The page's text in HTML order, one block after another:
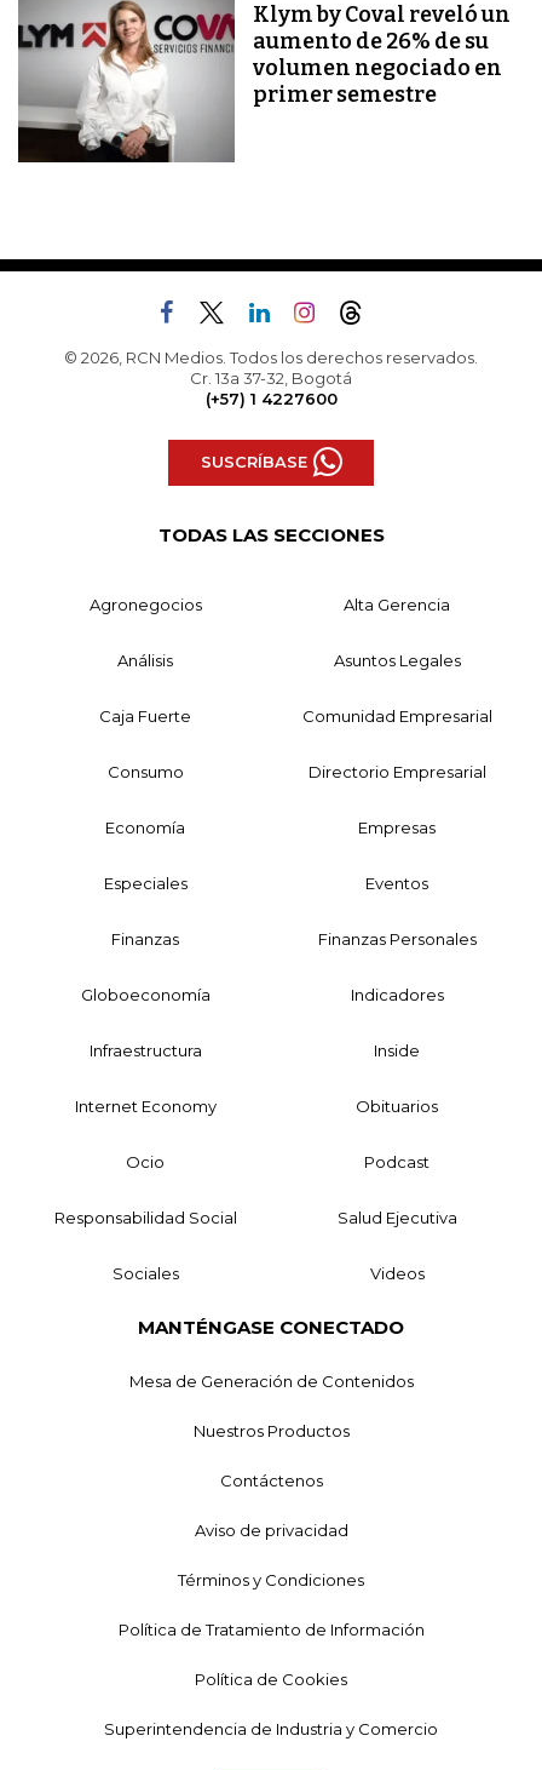
Klym by Coval reveló un
aumento de 26% de su
volumen negociado en
primer semestre
© 2026, RCN Medios. Todos los derechos reservados.
Cr. 13a 37-32, Bogotá
(+57) 1 4227600
SUSCRÍBASE
TODAS LAS SECCIONES
Agronegocios Alta Gerencia
Análisis Asuntos Legales
Caja Fuerte Comunidad Empresarial
Consumo Directorio Empresarial
Economía Empresas
Especiales Eventos
Finanzas Finanzas Personales
Globoeconomía Indicadores
Infraestructura Inside
Internet Economy Obituarios
Ocio Podcast
Responsabilidad Social Salud Ejecutiva
Sociales Videos
MANTÉNGASE CONECTADO
Mesa de Generación de Contenidos
Nuestros Productos
Contáctenos
Aviso de privacidad
Términos y Condiciones
Política de Tratamiento de Información
Política de Cookies
Superintendencia de Industria y Comercio